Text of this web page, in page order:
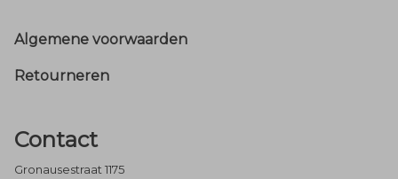
Footer
Algemene voorwaarden
Retourneren
Contact
Gronausestraat 1175